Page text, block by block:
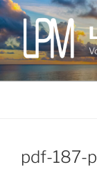
Aller
au
contenu
principal
pdf-187-